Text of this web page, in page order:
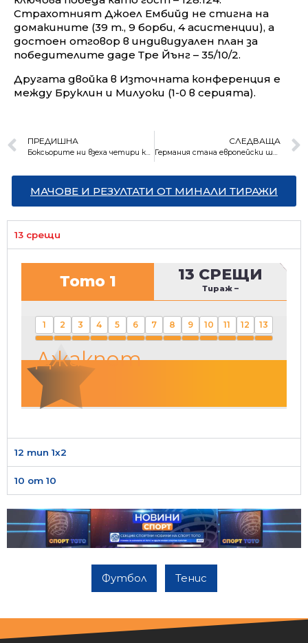
Страхотният Джоел Ембийд не стигна на
домакините (39 т., 9 борби, 4 асистенции), а
достоен отговор в индивидуален план за
победителите даде Тре Йънг – 35/10/2.
Другата двойка в Източната конференция е
между Бруклин и Милуоки (1-0 в серията).
ПРЕДИШНА
Боксьорите ни взеха четири квоти за Олимпиадата
СЛЕДВАЩА
Германия стана европейски шампион при младежите
МАЧОВЕ И РЕЗУЛТАТИ ОТ МИНАЛИ ТИРАЖИ
13 срещи
Тото 1 13 СРЕЩИ
Тираж –
1 2 3 4 5 6 7 8 9 10 11 12 13
Джакпот
12 тип 1х2
10 от 10
Футбол Тенис